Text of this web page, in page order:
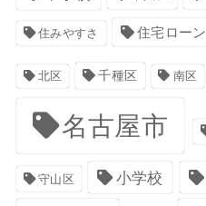
住みやすさ 住宅ローン
北区 千種区 南区
名古屋市
守山区 小学校